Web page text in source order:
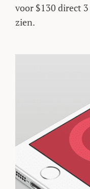
voor $130 direct 3
zien.